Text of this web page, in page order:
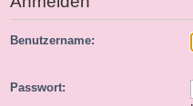
Benutzername:
Passwort: